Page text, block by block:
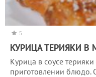
5
КУРИЦА ТЕРИЯКИ
Курица в соусе
приготовлении блюдо.